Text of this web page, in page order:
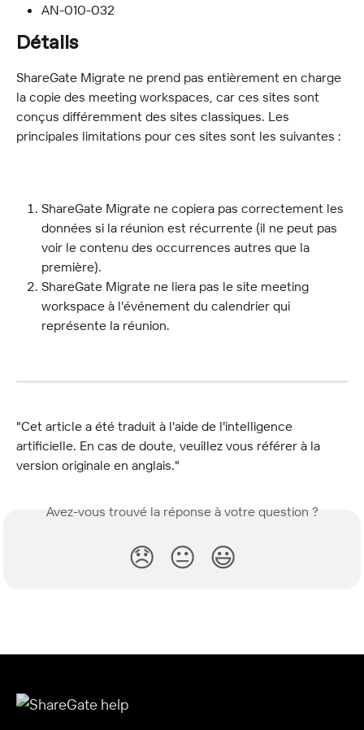
AN-010-032
Détails
ShareGate Migrate ne prend pas entièrement en charge
la copie des meeting workspaces, car ces sites sont
conçus différemment des sites classiques. Les
principales limitations pour ces sites sont les suivantes :
ShareGate Migrate ne copiera pas correctement les
données si la réunion est récurrente (il ne peut pas
voir le contenu des occurrences autres que la
première).
ShareGate Migrate ne liera pas le site meeting
workspace à l'événement du calendrier qui
représente la réunion.
"Cet article a été traduit à l'aide de l'intelligence
artificielle. En cas de doute, veuillez vous référer à la
version originale en anglais."
Avez-vous trouvé la réponse à votre question ?
😞 😐 😃